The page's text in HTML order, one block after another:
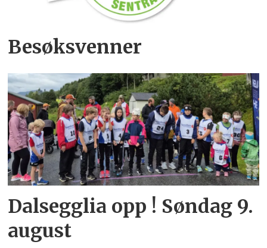
Besøksvenner
Dalsegglia opp ! Søndag 9.
august